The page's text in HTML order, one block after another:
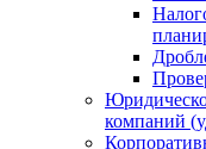
компаний